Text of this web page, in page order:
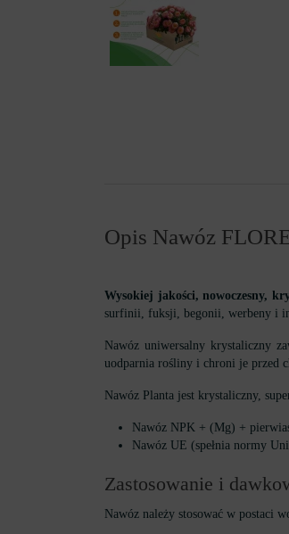
Opis Nawóz
Wysokiej jakości, nowoczesny,
surfinii, fuksji, begonii, werbeny i
Nawóz uniwersalny krystaliczny
uodparnia rośliny i chroni je przed
Nawóz Planta jest krystaliczny,
Nawóz NPK + (Mg) +
Nawóz UE (spełnia normy
Zastosowanie i
Nawóz należy stosować w postaci